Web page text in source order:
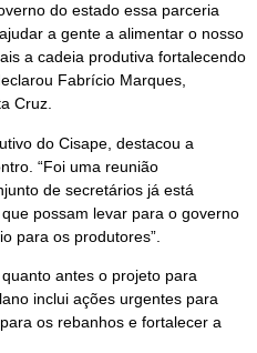
do estado essa parceria
a gente a alimentar o nosso
a cadeia produtiva fortalecendo
Fabrício Marques,
Cruz.
do Cisape, destacou a
“Foi uma reunião
de secretários já está
possam levar para o governo
para os produtores”.
antes o projeto para
inclui ações urgentes para
os rebanhos e fortalecer a